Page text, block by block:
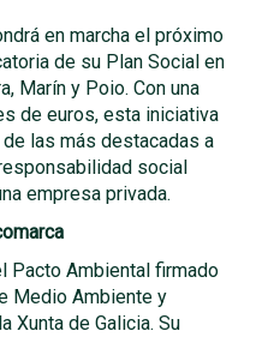
en marcha el próximo
de su Plan Social en
Marín y Poio. Con una
de euros, esta iniciativa
las más destacadas a
social
empresa privada.
Pacto Ambiental firmado
Medio Ambiente y
Xunta de Galicia. Su